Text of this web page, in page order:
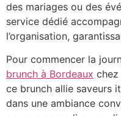
des mariages ou des
service dédié
l’organisation,
Pour commencer la
brunch à Bordeaux chez
ce brunch allie saveurs
dans une ambiance